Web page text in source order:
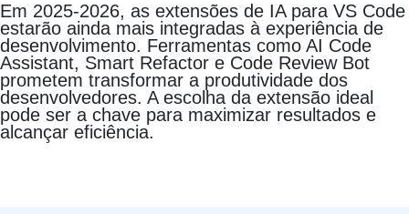
Em 2025-2026, as extensões de IA para VS Code
estarão ainda mais integradas à experiência de
desenvolvimento. Ferramentas como AI Code
Assistant, Smart Refactor e Code Review Bot
prometem transformar a produtividade dos
desenvolvedores. A escolha da extensão ideal
pode ser a chave para maximizar resultados e
alcançar eficiência.